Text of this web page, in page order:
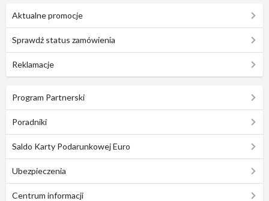
Aktualne promocje
Sprawdź status zamówienia
Reklamacje
Program Partnerski
Poradniki
Saldo Karty Podarunkowej Euro
Ubezpieczenia
Centrum informacji